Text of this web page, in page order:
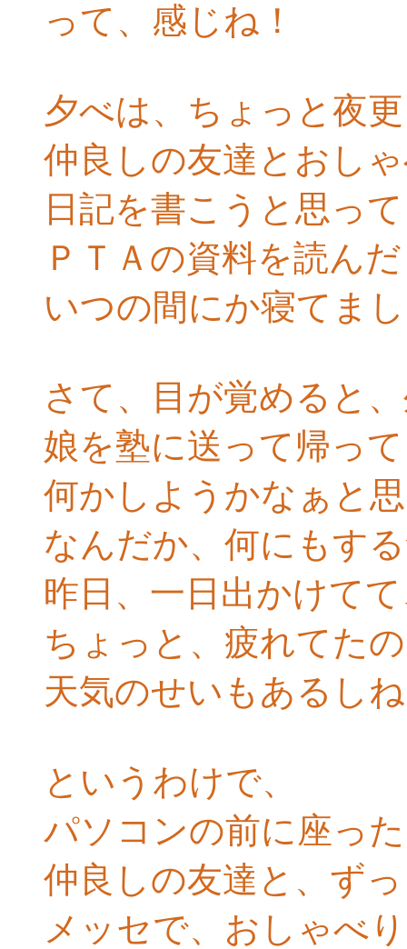
って、感じね！
夕べは、ちょっと夜
仲良しの友達とおし
日記を書こうと思っ
ＰＴＡの資料を読ん
いつの間にか寝てま
さて、目が覚めると
娘を塾に送って帰っ
何かしようかなぁと
なんだか、何にもす
昨日、一日出かけて
ちょっと、疲れてた
天気のせいもあるし
というわけで、
パソコンの前に座っ
仲良しの友達と、ず
メッセで、おしゃべ